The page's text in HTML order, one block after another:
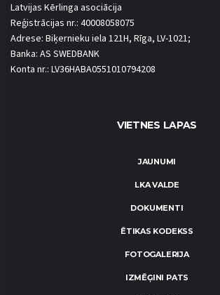
Latvijas Kērlinga asociācija
Reģistrācijas nr.: 40008058075
Adrese: Biķernieku iela 121H, Rīga, LV-1021;
Banka: AS SWEDBANK
Konta nr.: LV36HABA0551010794208
VIETNES LAPAS
JAUNUMI
LKA VALDE
DOKUMENTI
ĒTIKAS KODEKSS
FOTOGALERIJA
IZMĒĢINI PATS